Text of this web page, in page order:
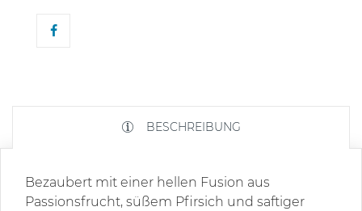
BESCHREIBUNG
Bezaubert mit einer hellen Fusion aus
Passionsfrucht, süßem Pfirsich und saftiger